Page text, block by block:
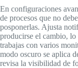
En configuraciones
de procesos que no
posponerlas. Ajusta
producirse el cambio, lo
trabajas con varios
modo oscuro se aplica
revisa la visibilidad de